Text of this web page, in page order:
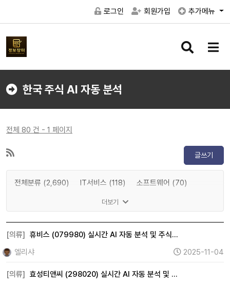
로그인 회원가입 추가메뉴
검
버
메
버
한국 주식 AI 자동 분석
전체 80 건 - 1 페이지
글쓰기
전체분류 (2,690) IT서비스 (118)
소프트웨어 (70)
인공지능 (4)
2차전지 (0)
자율주행 (0) 로봇 (0)
우주항공 (28)
자동차 (150)
방위산업 (0)
더보기
[의류] 휴비스 (079980) 실시간 AI 자동 분석 및 주식…
엘리샤
2025-11-04
[의류] 효성티앤씨 (298020) 실시간 AI 자동 분석 및 …